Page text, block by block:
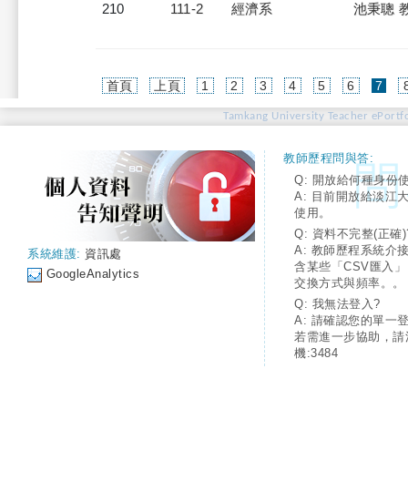
210 111-2 經濟系 池秉聰
首頁 上頁 1 2 3 4 5 6 7
Tamkang University Teacher
系統維護: 資訊處
GoogleAnalytics
教師歷程問與答:
Q: 開放給何種身份
A: 目前開放給淡江
使用。
Q: 資料不完整(正確
A: 教師歷程系統介
含某些「CSV匯入
交換方式與頻率。。
Q: 我無法登入?
A: 請確認您的單一
若需進一步協助，
機:3484